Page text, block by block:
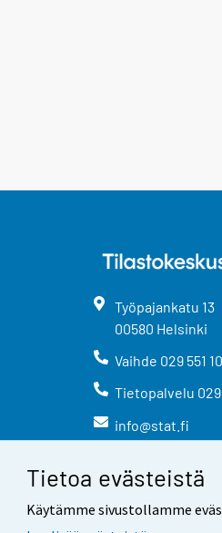
Tietoa evästeistä
Käytämme sivustollamme
Työpajankatu 13
00580 Helsinki
Vaihde 029 551
Tietopalvelu
info@stat.fi